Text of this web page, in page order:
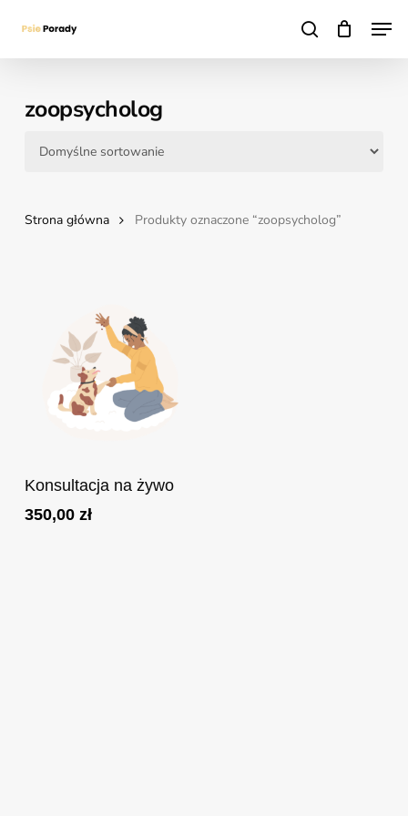
main
search
zoopsycholog
Strona główna Produkty oznaczone “zoopsycholog”
Dodaj Do Koszyka
Konsultacja na żywo
350,00 zł